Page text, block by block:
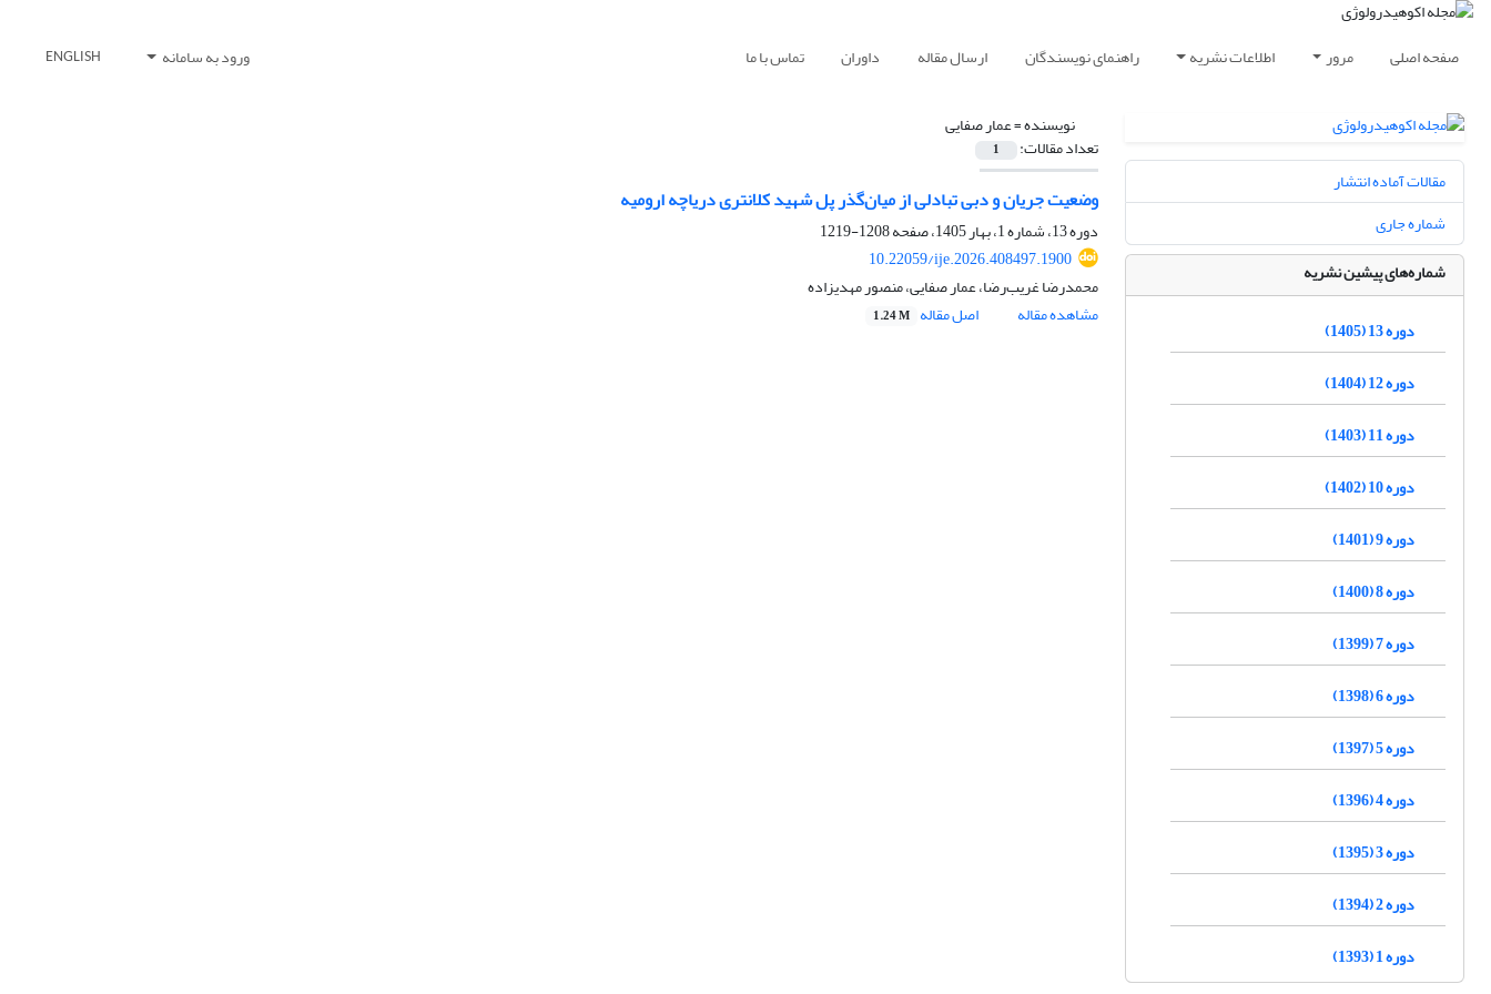
صفحه اصلی مرور اطلاعات نشریه راهنمای نویسندگان ارسال مقاله داوران تماس با ما ورود به سامانه ENGLISH
نویسنده =عمار صفایی
تعداد مقالات: 1
وضعیت جریان و دبی تبادلی از میان‌گذر پل شهید کلانتری دریاچه ارومیه
دوره 13، شماره 1، بهار 1405، صفحه
1208-1219
10.22059/ije.2026.408497.1900
محمدرضا غریب‌رضا، عمار صفایی، منصور مهدیزاده
مشاهده مقاله
اصل مقاله 1.24 M
مقالات آماده انتشار
شماره جاری
شماره‌های پیشین نشریه
دوره 13 (1405)
دوره 12 (1404)
دوره 11 (1403)
دوره 10 (1402)
دوره 9 (1401)
دوره 8 (1400)
دوره 7 (1399)
دوره 6 (1398)
دوره 5 (1397)
دوره 4 (1396)
دوره 3 (1395)
دوره 2 (1394)
دوره 1 (1393)